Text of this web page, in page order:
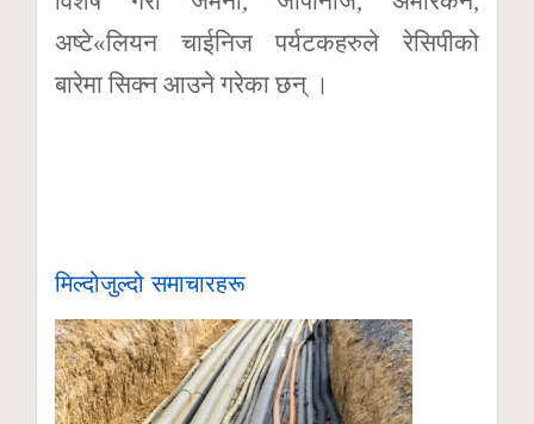
अष्टे«लियन चाईनिज पर्यटकहरुले रेसिपीको
बारेमा सिक्न आउने गरेका छन् ।
मिल्दोजुल्दो समाचारहरू